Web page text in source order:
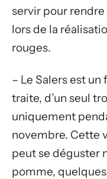
servir pour
lors de la
rouges.
– Le Salers est un
traite, d’un seul
uniquement
novembre. Cette
peut se déguster
pomme,